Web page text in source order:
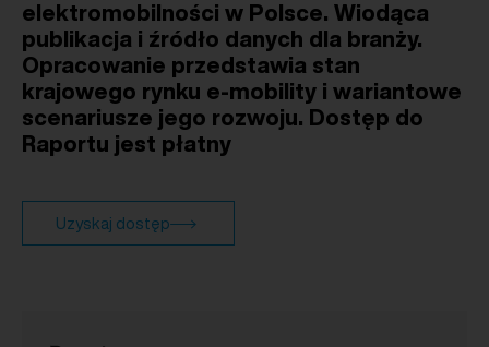
elektromobilności w Polsce. Wiodąca
publikacja i źródło danych dla branży.
Opracowanie przedstawia stan
krajowego rynku e-mobility i wariantowe
scenariusze jego rozwoju. Dostęp do
Raportu jest płatny
Uzyskaj dostęp